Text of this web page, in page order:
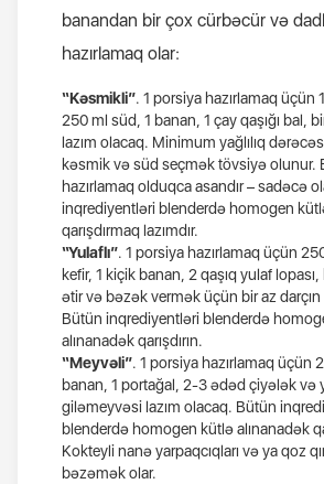
banandan bir çox cürbəcür və
hazırlamaq olar:
“Kəsmikli”. 1 porsiya hazırlamaq üçün
250 ml süd, 1 banan, 1 çay qaşığı bal,
lazım olacaq. Minimum yağlılıq
kəsmik və süd seçmək tövsiyə olunur.
hazırlamaq olduqca asandır – sadəcə
inqrediyentləri blenderdə homogen
qarışdırmaq lazımdır.
“Yulaflı”. 1 porsiya hazırlamaq üçün
kefir, 1 kiçik banan, 2 qaşıq yulaf
ətir və bəzək vermək üçün bir az darçın
Bütün inqrediyentləri blenderdə
alınanadək qarışdırın.
“Meyvəli”. 1 porsiya hazırlamaq üçün
banan, 1 portağal, 2-3 ədəd çiyələk və
giləmeyvəsi lazım olacaq. Bütün
blenderdə homogen kütlə alınanadək
Kokteyli nanə yarpaqcıqları və ya qoz
bəzəmək olar.